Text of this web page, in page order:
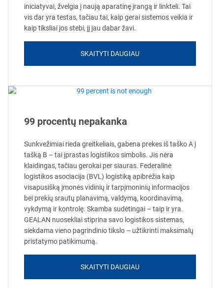
iniciatyvai, žvelgia į naują aparatinę įrangą ir linkteli. Tai
vis dar yra testas, tačiau tai, kaip gerai sistemos veikia ir
kaip tiksliai jos stebi, jį jau dabar žavi.
SKAITYTI DAUGIAU
99 procentų nepakanka
Sunkvežimiai rieda greitkeliais, gabena prekes iš taško A į
tašką B – tai įprastas logistikos simbolis. Jis nėra
klaidingas, tačiau gerokai per siauras. Federalinė
logistikos asociacija (BVL) logistiką apibrėžia kaip
visapusišką įmonės vidinių ir tarpįmoninių informacijos
bei prekių srautų planavimą, valdymą, koordinavimą,
vykdymą ir kontrolę. Skamba sudėtingai – taip ir yra.
GEALAN nuosekliai stiprina savo logistikos sistemas,
siekdama vieno pagrindinio tikslo – užtikrinti maksimalų
pristatymo patikimumą.
SKAITYTI DAUGIAU